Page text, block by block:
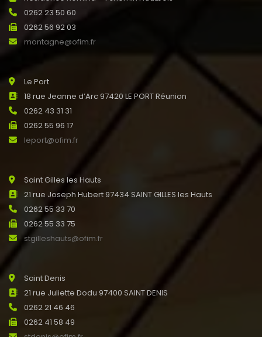
0262 23 50 60
0262 56 92 03
montagne@ofim.fr
Le Port
18 rue Jeanne d’Arc 97420 LE PORT Réunion
0262 43 31 31
0262 55 96 17
leport@ofim.fr
Saint Gilles les Hauts
21 rue Joseph Hubert 97434 SAINT GILLES les Hauts
0262 55 33 70
0262 55 33 75
stgilleshauts@ofim.fr
Saint Denis
21 rue Juliette Dodu 97400 SAINT DENIS
0262 21 46 46
0262 41 58 49